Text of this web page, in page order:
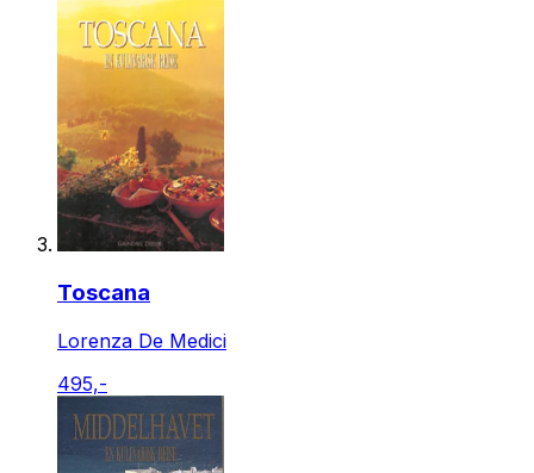
Toscana
Lorenza De Medici
495,-